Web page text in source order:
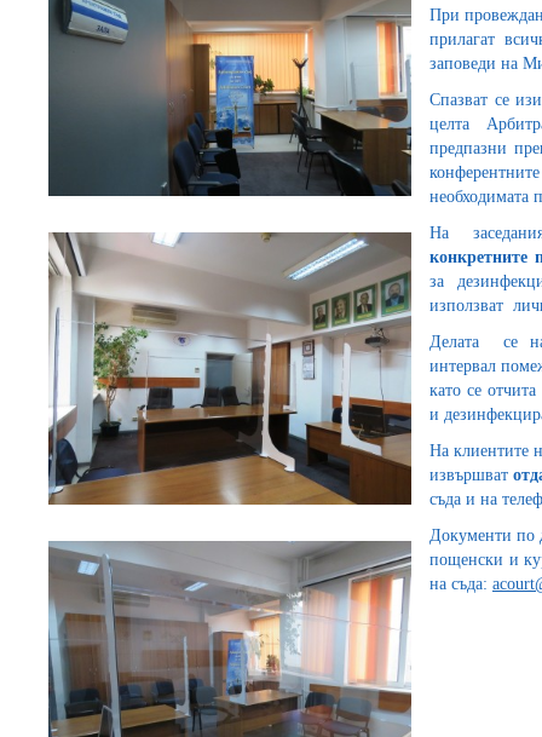
При
прилагат
заповеди на
Спазват се
целта
предпазни
необходимата
На
конкретните
за
използват
Делата се
интервал
като се
и
На клиентите
извършват
съда и на
Документи по
пощенски и
на съда: